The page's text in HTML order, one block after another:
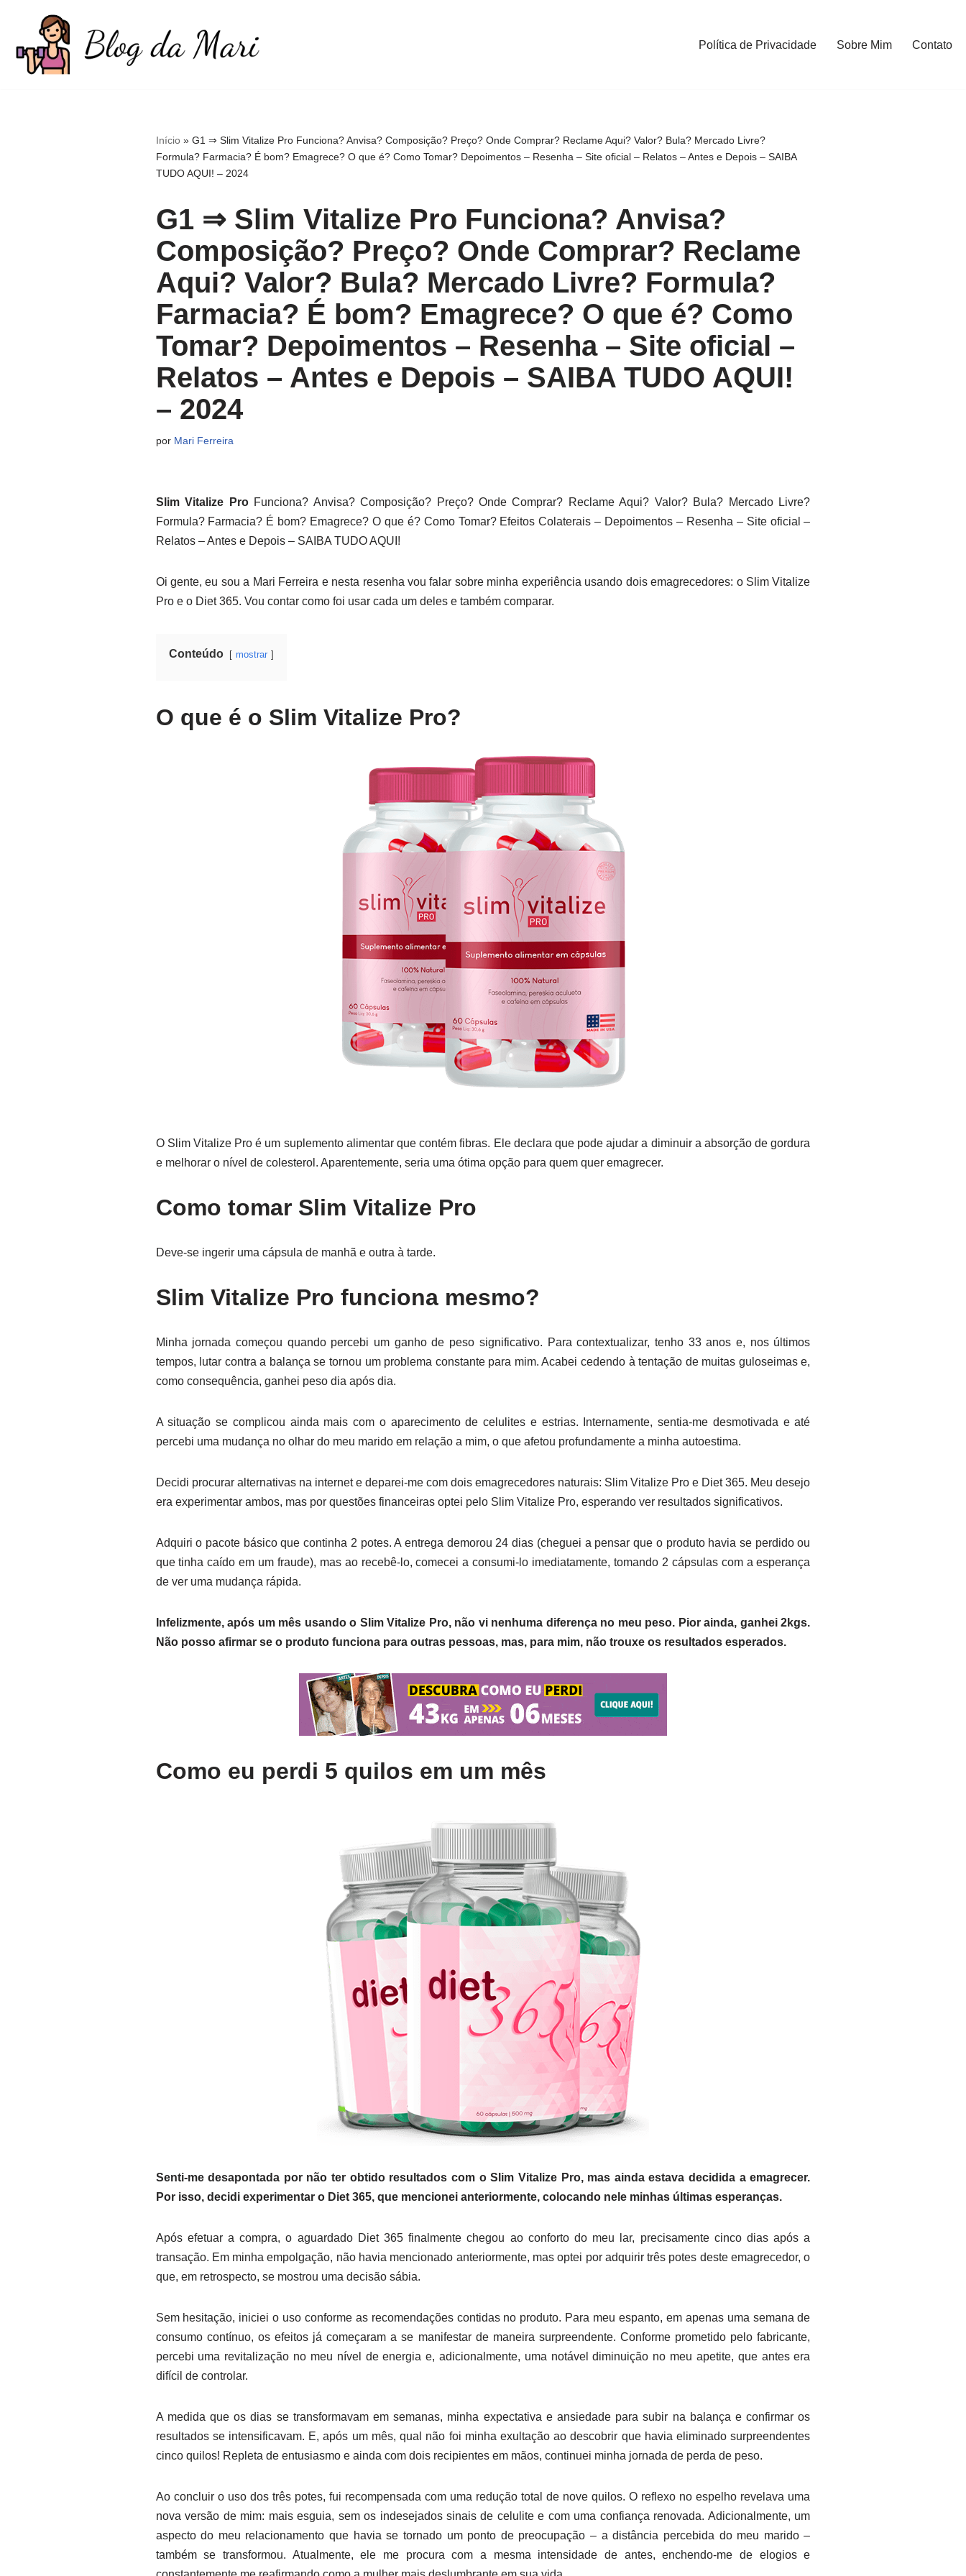
para
Política de Privacidade Sobre Mim Contato
Início» G1 ⇒ Slim Vitalize Pro Funciona? Anvisa? Composição? Preço? Onde Comprar? Reclame Aqui? Valor? Bula? Mercado Livre?
Formula? Farmacia? É bom? Emagrece? O que é? Como Tomar? Depoimentos – Resenha – Site oficial – Relatos – Antes e Depois – SAIBA
TUDO AQUI! – 2024
G1 ⇒ Slim Vitalize Pro Funciona? Anvisa?
Composição? Preço? Onde Comprar? Reclame
Aqui? Valor? Bula? Mercado Livre? Formula?
Farmacia? É bom? Emagrece? O que é? Como
Tomar? Depoimentos – Resenha – Site oficial –
Relatos – Antes e Depois – SAIBA TUDO AQUI!
– 2024
por Mari Ferreira
Slim Vitalize ProFunciona? Anvisa? Composição? Preço? Onde Comprar? Reclame Aqui? Valor? Bula? Mercado Livre?
Formula? Farmacia? É bom? Emagrece? O que é? Como Tomar? Efeitos Colaterais – Depoimentos – Resenha – Site oficial –
Relatos – Antes e Depois – SAIBA TUDO AQUI!
Oi gente, eu sou a Mari Ferreira e nesta resenha vou falar sobre minha experiência usando dois emagrecedores: o Slim Vitalize
Pro e o Diet 365. Vou contar como foi usar cada um deles e também comparar.
Conteúdo mostrar
O que é o Slim Vitalize Pro?
O Slim Vitalize Pro é um suplemento alimentar que contém fibras. Ele declara que pode ajudar a diminuir a absorção de gordura
e melhorar o nível de colesterol. Aparentemente, seria uma ótima opção para quem quer emagrecer.
Como tomar Slim Vitalize Pro
Deve-se ingerir uma cápsula de manhã e outra à tarde.
Slim Vitalize Pro funciona mesmo?
Minha jornada começou quando percebi um ganho de peso significativo. Para contextualizar, tenho 33 anos e, nos últimos
tempos, lutar contra a balança se tornou um problema constante para mim. Acabei cedendo à tentação de muitas guloseimas e,
como consequência, ganhei peso dia após dia.
A situação se complicou ainda mais com o aparecimento de celulites e estrias. Internamente, sentia-me desmotivada e até
percebi uma mudança no olhar do meu marido em relação a mim, o que afetou profundamente a minha autoestima.
Decidi procurar alternativas na internet e deparei-me com dois emagrecedores naturais: Slim Vitalize Pro e Diet 365. Meu desejo
era experimentar ambos, mas por questões financeiras optei pelo Slim Vitalize Pro, esperando ver resultados significativos.
Adquiri o pacote básico que continha 2 potes. A entrega demorou 24 dias (cheguei a pensar que o produto havia se perdido ou
que tinha caído em um fraude), mas ao recebê-lo, comecei a consumi-lo imediatamente, tomando 2 cápsulas com a esperança
de ver uma mudança rápida.
Infelizmente, após um mês usando o Slim Vitalize Pro, não vi nenhuma diferença no meu peso. Pior ainda, ganhei 2kgs.
Não posso afirmar se o produto funciona para outras pessoas, mas, para mim, não trouxe os resultados esperados.
Como eu perdi 5 quilos em um mês
Senti-me desapontada por não ter obtido resultados com o Slim Vitalize Pro, mas ainda estava decidida a emagrecer.
Por isso, decidi experimentar o Diet 365, que mencionei anteriormente, colocando nele minhas últimas esperanças.
Após efetuar a compra, o aguardado Diet 365 finalmente chegou ao conforto do meu lar, precisamente cinco dias após a
transação. Em minha empolgação, não havia mencionado anteriormente, mas optei por adquirir três potes deste emagrecedor, o
que, em retrospecto, se mostrou uma decisão sábia.
Sem hesitação, iniciei o uso conforme as recomendações contidas no produto. Para meu espanto, em apenas uma semana de
consumo contínuo, os efeitos já começaram a se manifestar de maneira surpreendente. Conforme prometido pelo fabricante,
percebi uma revitalização no meu nível de energia e, adicionalmente, uma notável diminuição no meu apetite, que antes era
difícil de controlar.
A medida que os dias se transformavam em semanas, minha expectativa e ansiedade para subir na balança e confirmar os
resultados se intensificavam. E, após um mês, qual não foi minha exultação ao descobrir que havia eliminado surpreendentes
cinco quilos! Repleta de entusiasmo e ainda com dois recipientes em mãos, continuei minha jornada de perda de peso.
Ao concluir o uso dos três potes, fui recompensada com uma redução total de nove quilos. O reflexo no espelho revelava uma
nova versão de mim: mais esguia, sem os indesejados sinais de celulite e com uma confiança renovada. Adicionalmente, um
aspecto do meu relacionamento que havia se tornado um ponto de preocupação – a distância percebida do meu marido –
também se transformou. Atualmente, ele me procura com a mesma intensidade de antes, enchendo-me de elogios e